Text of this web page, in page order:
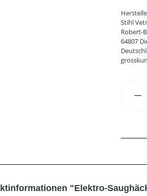
Stihl
Robert-
64807
"Elektro-